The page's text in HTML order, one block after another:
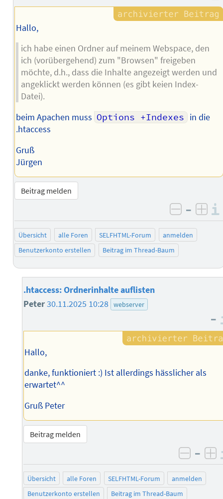
Autors
Hallo,
ich habe einen Ordner auf meinem Webspace, den
ich (vorübergehend) zum "Browsen" freigeben
möchte, d.h., dass die Inhalte angezeigt werden und
angeklickt werden können (es gibt keien Index-
Datei).
beim Apachen muss Options +Indexes in die
.htaccess
Gruß
Jürgen
Beitrag melden
negativ
–
Übersicht alle Foren SELFHTML-Forum
anmelden
Benutzerkonto erstellen
Beitrag im Thread-Baum
.htaccess: Ordnerinhalte auflisten
Peter30.11.2025 10:28 webserver
–
Hallo,
danke, funktioniert :) Ist allerdings hässlicher als
erwartet^^
Gruß Peter
Beitrag melden
–
Übersicht alle Foren SELFHTML-Forum
anmelden
Benutzerkonto erstellen
Beitrag im Thread-Baum